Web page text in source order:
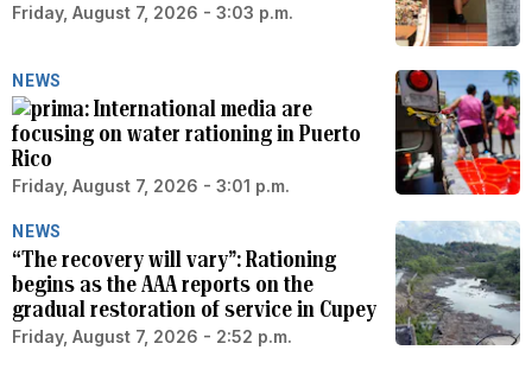
Friday, August 7, 2026 - 3:03 p.m.
NEWS
International media are
focusing on water rationing in Puerto
Rico
Friday, August 7, 2026 - 3:01 p.m.
NEWS
“The recovery will vary”: Rationing
begins as the AAA reports on the
gradual restoration of service in Cupey
Friday, August 7, 2026 - 2:52 p.m.